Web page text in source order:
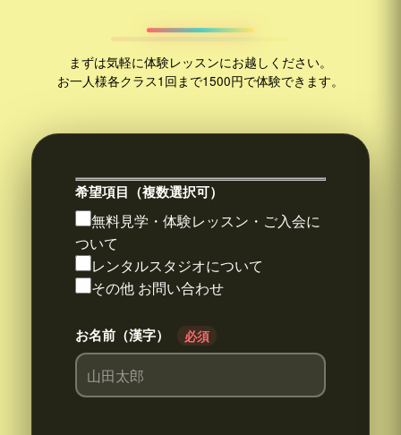
まずは気軽に体験レッスンにお越しください。
お一人様各クラス1回まで1500円で体験できます。
希望項目（複数選択可）
無料見学・体験レッスン・ご入会に
ついて
レンタルスタジオについて
その他 お問い合わせ
お名前（漢字） 必須